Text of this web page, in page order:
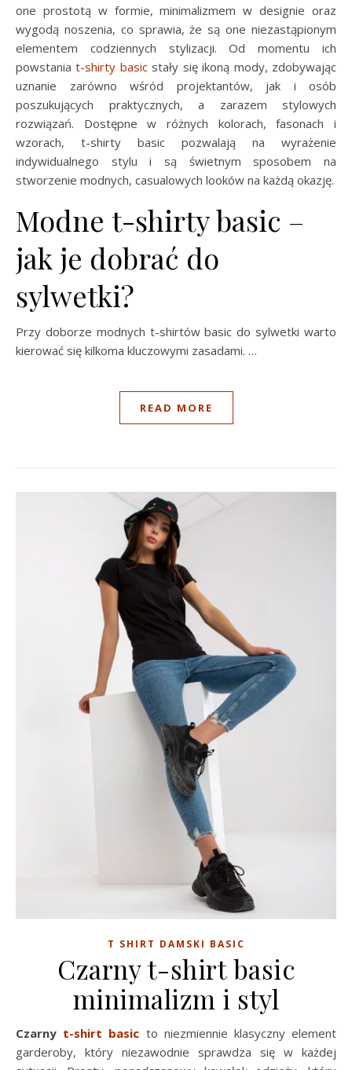
one prostotą w formie, minimalizmem w designie oraz
wygodą noszenia, co sprawia, że są one niezastąpionym
elementem codziennych stylizacji. Od momentu ich
powstaniat-shirty basicstały się ikoną mody, zdobywając
uznanie zarówno wśród projektantów, jak i osób
poszukujących praktycznych, a zarazem stylowych
rozwiązań. Dostępne w różnych kolorach, fasonach i
wzorach, t-shirty basic pozwalają na wyrażenie
indywidualnego stylu i są świetnym sposobem na
stworzenie modnych, casualowych looków na każdą okazję.
Modne t-shirty basic –
jak je dobrać do
sylwetki?
Przy doborze modnych t-shirtów basic do sylwetki warto
kierować się kilkoma kluczowymi zasadami. …
READ MORE
T SHIRT DAMSKI BASIC
Czarny t-shirt basic
minimalizm i styl
Czarny t-shirt basic to niezmiennie klasyczny element
garderoby, który niezawodnie sprawdza się w każdej